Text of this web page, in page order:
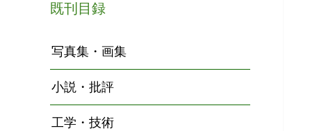
既刊目録
写真集・画集
小説・批評
工学・技術